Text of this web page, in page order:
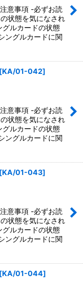
意事項 -必ずお読
状態を気になされ
ルカードの状態
ングルカードに関
[KA/01-042]
意事項 -必ずお読
状態を気になされ
ルカードの状態
ングルカードに関
[KA/01-043]
意事項 -必ずお読
状態を気になされ
ルカードの状態
ングルカードに関
[KA/01-044]